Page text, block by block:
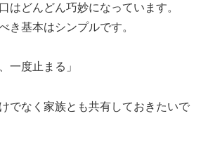
はどんどん巧妙になっています。
き基本はシンプルです。
一度止まる」
でなく家族とも共有しておきたいで